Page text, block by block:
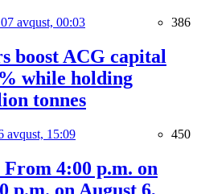
07 avqust, 00:03 386
boost ACG capital
while holding
tonnes
avqust, 15:09 450
4:00 p.m. on